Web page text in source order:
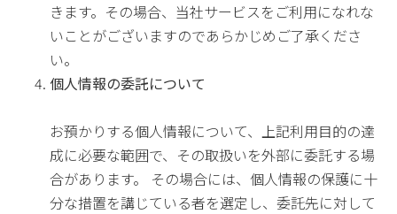
きます。その場合、当社サービスをご利用になれな
いことがございますのであらかじめご了承くださ
い。
個人情報の委託について
お預かりする個人情報について、上記利用目的の達
成に必要な範囲で、その取扱いを外部に委託する場
合があります。 その場合には、個人情報の保護に十
分な措置を講じている者を選定し、委託先に対して